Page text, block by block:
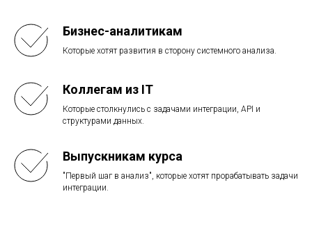
Бизнес-аналитикам
Которые хотят развития в сторону системного анализа.
Коллегам из IT
Которые столкнулись с задачами интеграции, API и
структурами данных.
Выпускникам курса
"Первый шаг в анализ", которые хотят прорабатывать задачи
интеграции.